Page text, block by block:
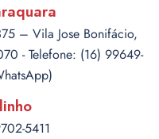
– Vila Jose Bonifácio,
- Telefone: (16) 99649-
5411